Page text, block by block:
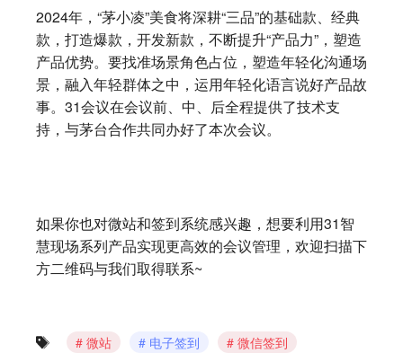
2024年，“茅小凌”美食将深耕“三品”的基础款、经典
款，打造爆款，开发新款，不断提升“产品力”，塑造
产品优势。要找准场景角色占位，塑造年轻化沟通场
景，融入年轻群体之中，运用年轻化语言说好产品故
事。31会议在会议前、中、后全程提供了技术支
持，与茅台合作共同办好了本次会议。
如果你也对微站和签到系统感兴趣，想要利用31智
慧现场系列产品实现更高效的会议管理，欢迎扫描下
方二维码与我们取得联系~
微站 电子签到
微信签到